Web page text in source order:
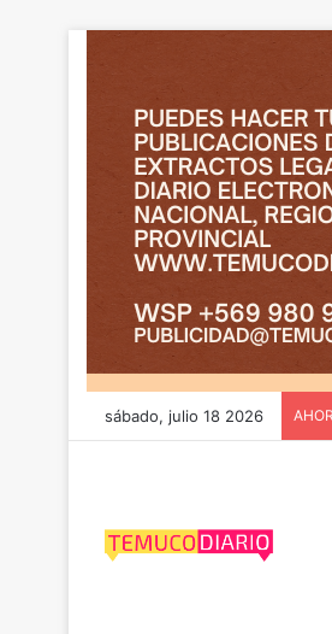
sábado, julio 18 2026